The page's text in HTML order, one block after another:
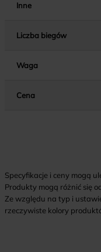
Inne
Liczba biegów
Waga
Cena
Specyfikacje i ceny mogą
Produkty mogą różnić się
Ze względu na typ i
rzeczywiste kolory